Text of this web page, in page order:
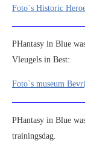
Foto`s Historic
PHantasy in Blue
Vleugels in Best:
Foto`s museum
PHantasy in Blue
trainingsdag.